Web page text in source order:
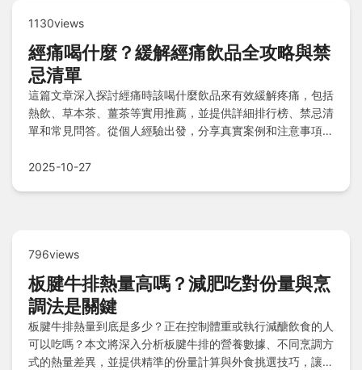
1130views
經痛喝什麼？緩解經痛飲品全攻略與禁
忌清單
這篇文章深入探討經痛時該喝什麼飲品來有效緩解疼痛，包括
熱飲、草本茶、薑茶等實用推薦，並提供詳細排行榜、禁忌清
單和常見問答。從個人經驗出發，分享真實案例和注意事項，
品功效、製作方法、飲用時機，並解答常見疑問，確保實用性
2025-10-27
796views
板腱牛排熱量高嗎？減肥吃對份量與烹
調法是關鍵
板腱牛排熱量到底是多少？正在控制體重或執行減醣飲食的人
可以吃嗎？本文將深入分析板腱牛排的營養數據、不同烹調方
式的熱量差異，並提供精準的份量計算與外食挑選技巧，讓你